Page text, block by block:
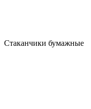
Стаканчики бумажные